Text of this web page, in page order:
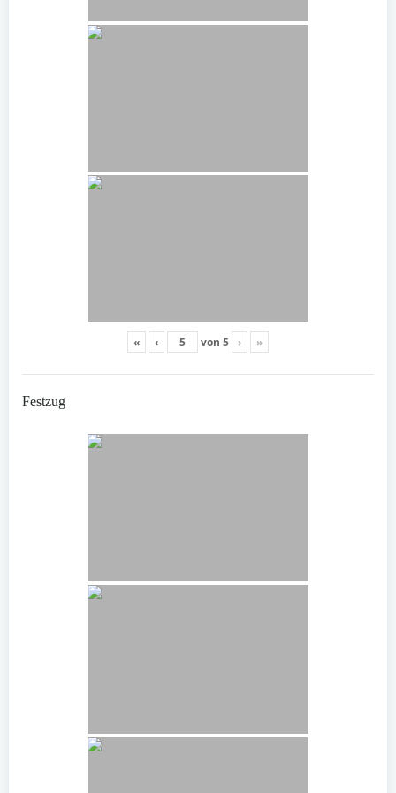
« ‹ von 5 › »
Festzug